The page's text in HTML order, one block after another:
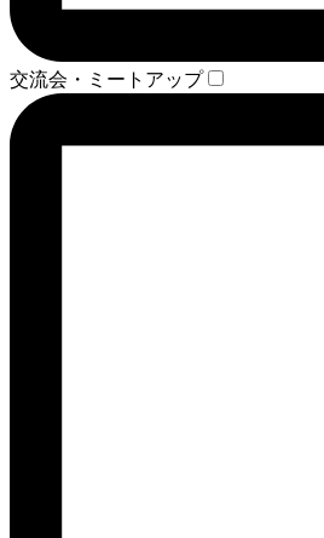
交流会・ミートアップ